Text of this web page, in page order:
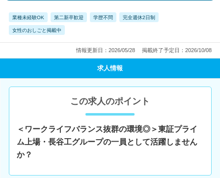
業種未経験OK 第二新卒歓迎 学歴不問 完全週休2日制
女性のおしごと掲載中
情報更新日：2026/05/28 掲載終了予定日：2026/10/08
求人情報
この求人のポイント
＜ワークライフバランス抜群の環境◎＞東証プライ
ム上場・長谷工グループの一員として活躍しません
か？